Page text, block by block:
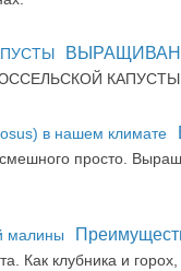
КАПУСТЫ
просто.
Как клубника и